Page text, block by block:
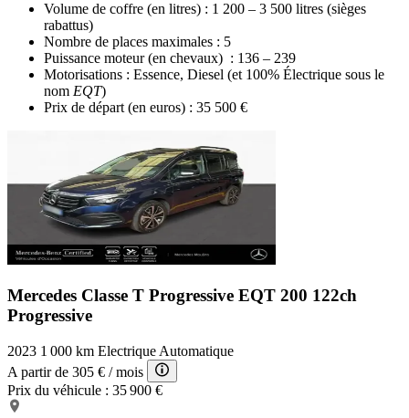
Volume de coffre (en litres) : 1 200 – 3 500 litres (sièges
rabattus)
Nombre de places maximales : 5
Puissance moteur (en chevaux) : 136 – 239
Motorisations : Essence, Diesel (et 100% Électrique sous le
nom EQT)
Prix de départ (en euros) : 35 500 €
Mercedes Classe T Progressive EQT 200 122ch
Progressive
2023 1 000 km Electrique Automatique
A partir de 305 € / mois
Prix du véhicule : 35 900 €